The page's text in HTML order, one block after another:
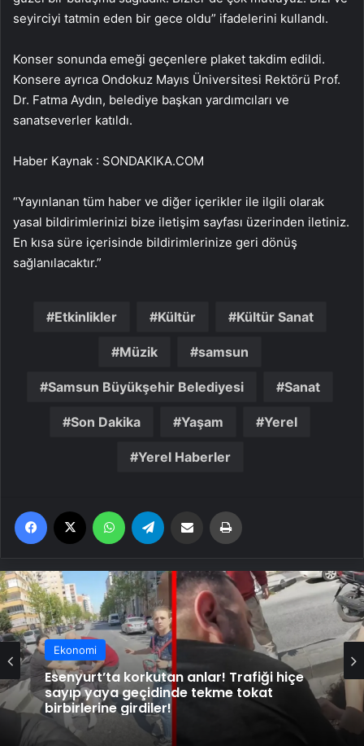
seyirciyi tatmin eden bir gece oldu” ifadelerini kullandı.
Konser sonunda emeği geçenlere plaket takdim edildi.
Konsere ayrıca Ondokuz Mayıs Üniversitesi Rektörü Prof.
Dr. Fatma Aydın, belediye başkan yardımcıları ve
sanatseverler katıldı.
Haber Kaynak : SONDAKIKA.COM
“Yayınlanan tüm haber ve diğer içerikler ile ilgili olarak
yasal bildirimlerinizi bize iletişim sayfası üzerinden iletiniz.
En kısa süre içerisinde bildirimlerinize geri dönüş
sağlanılacaktır.”
Etkinlikler Kültür Kültür Sanat
Müzik samsun
Samsun Büyükşehir Belediyesi Sanat
Son Dakika Yaşam Yerel
Yerel Haberler
Facebook WhatsApp Email'den paylaş
Ekonomi
Esenyurt’ta korkutan anlar! Trafiği hiçe
sayıp yaya geçidinde tekme tokat
birbirlerine girdiler!